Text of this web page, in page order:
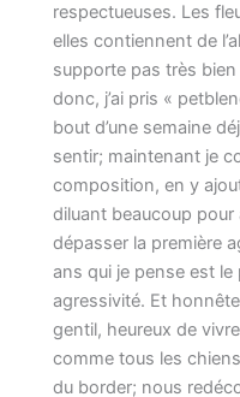
respectueuses. Les
elles contiennent de
supporte pas très
donc, j’ai pris «
bout d’une semaine
sentir; maintenant je
composition, en y
diluant beaucoup pour
dépasser la première
ans qui je pense est
agressivité. Et
gentil, heureux de
comme tous les
du border; nous